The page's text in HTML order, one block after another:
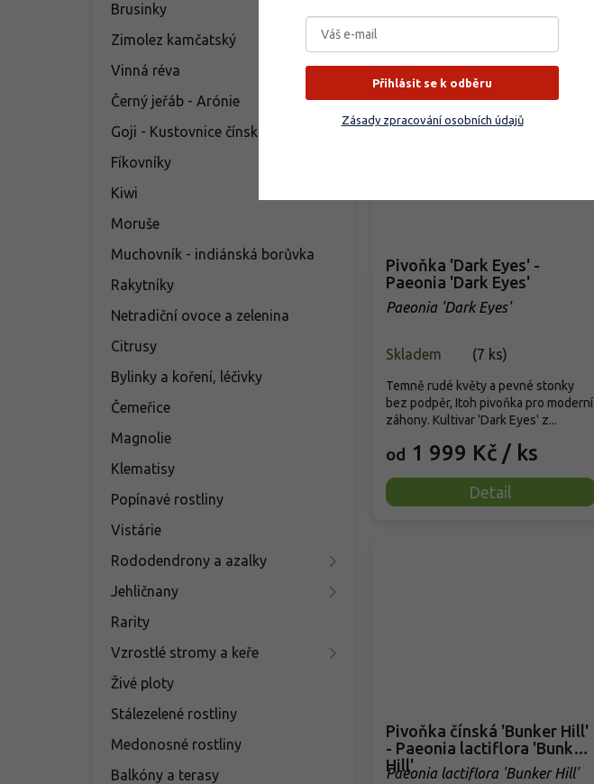
Brusinky
Zimolez kamčatský
Vinná réva
Černý jeřáb - Arónie
Goji - Kustovnice čínská
Fíkovníky
Kiwi
Moruše
Muchovník - indiánská borůvka
Rakytníky
Netradiční ovoce a zelenina
Citrusy
Bylinky a koření, léčivky
Čemeřice
Magnolie
Klematisy
Popínavé rostliny
Vistárie
Rododendrony a azalky
Jehličnany
Rarity
Vzrostlé stromy a keře
Živé ploty
Stálezelené rostliny
Medonosné rostliny
Balkóny a terasy
Pivoňka 'Dark Eyes' -
Paeonia 'Dark Eyes'
Paeonia 'Dark Eyes'
Skladem (7 ks)
od 1 999 Kč / ks
Detail
Temně rudé květy a pevné stonky
bez podpěr, Itoh pivoňka pro moderní
záhony. Kultivar 'Dark Eyes' z...
Pivoňka čínská 'Bunker Hill'
- Paeonia lactiflora 'Bunker
Hill'
Paeonia lactiflora 'Bunker Hill'
Přihlásit se k odběru
Zásady zpracování osobních údajů